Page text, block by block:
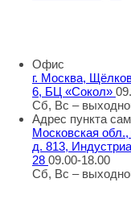
Офис
г. Москва,
6, БЦ «Сокол»
Сб, Вс –
Адрес пункта
Московская
д. 813,
28 09.00-18.00
Сб, Вс –